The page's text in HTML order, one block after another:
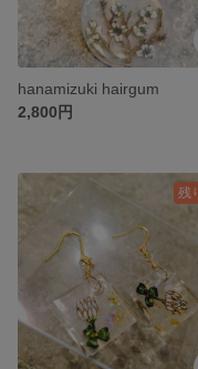
hanamizuki hairgum
2,800円
残